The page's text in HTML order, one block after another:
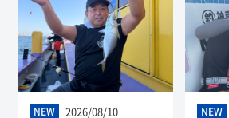
NEW
2026/08/10
NEW